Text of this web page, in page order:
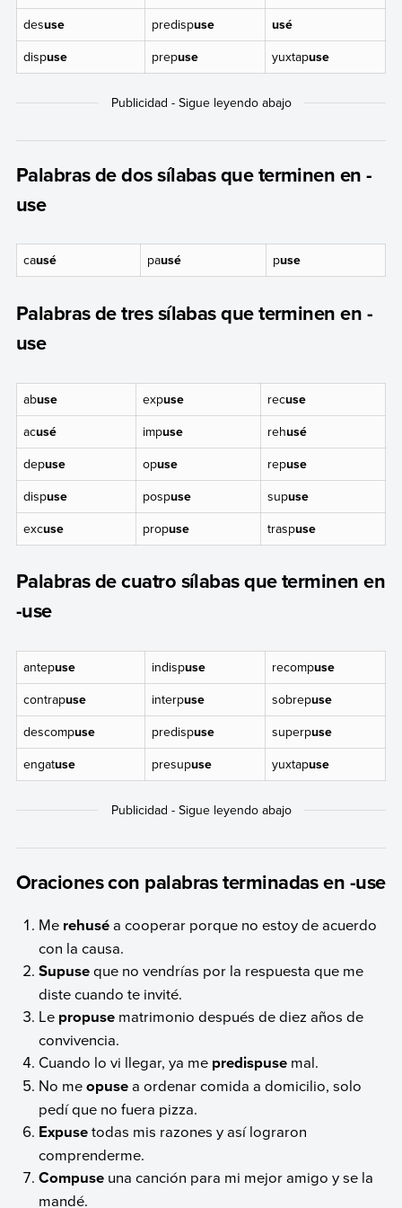
desuse predispuse
usé
dispuse prepuse yuxtapuse
Palabras de dos sílabas que terminen en -
use
causé pausé puse
Palabras de tres sílabas que terminen en -
use
abuse expuse recuse
acusé impuse rehusé
depuse opuse repuse
dispuse pospuse supuse
excuse propuse traspuse
Palabras de cuatro sílabas que terminen en
-use
antepuse indispuse recompuse
contrapuse interpuse sobrepuse
descompuse predispuse superpuse
engatuse presupuse yuxtapuse
Oraciones con palabras terminadas en -use
Me rehuséa cooperar porque no estoy de acuerdo
con la causa.
Supuseque no vendrías por la respuesta que me
diste cuando te invité.
Le propuse matrimonio después de diez años de
convivencia.
Cuando lo vi llegar, ya me predispuse mal.
No meopusea ordenar comida a domicilio, solo
pedí que no fuera pizza.
Expusetodas mis razones y así lograron
comprenderme.
Compuse una canción para mi mejor amigo y se la
mandé.